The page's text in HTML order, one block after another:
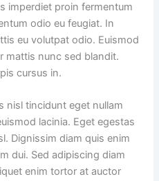
imperdiet proin fermentum
odio eu feugiat. In
eu volutpat odio. Euismod
mattis nunc sed blandit.
cursus in.
nisl tincidunt eget nullam
lacinia. Eget egestas
Dignissim diam quis enim
dui. Sed adipiscing diam
enim tortor at auctor